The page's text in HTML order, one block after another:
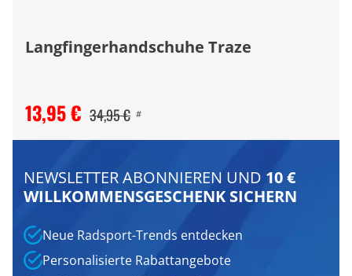
Langfingerhandschuhe Traze
13,95 € 34,95 € #
NEWSLETTER ABONNIEREN UND 10 €
WILLKOMMENSGESCHENK SICHERN
Neue Radsport-Trends entdecken
Personalisierte Rabattangebote